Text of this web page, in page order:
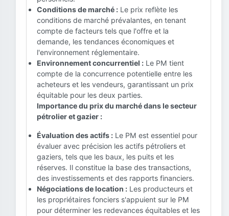
Conditions de marché : Le prix reflète les
conditions de marché prévalantes, en tenant
compte de facteurs tels que l'offre et la
demande, les tendances économiques et
l'environnement réglementaire.
Environnement concurrentiel : Le PM tient
compte de la concurrence potentielle entre les
acheteurs et les vendeurs, garantissant un prix
équitable pour les deux parties.
Importance du prix du marché dans le secteur
pétrolier et gazier :
Évaluation des actifs : Le PM est essentiel pour
évaluer avec précision les actifs pétroliers et
gaziers, tels que les baux, les puits et les
réserves. Il constitue la base des transactions,
des investissements et des rapports financiers.
Négociations de location : Les producteurs et
les propriétaires fonciers s'appuient sur le PM
pour déterminer les redevances équitables et les